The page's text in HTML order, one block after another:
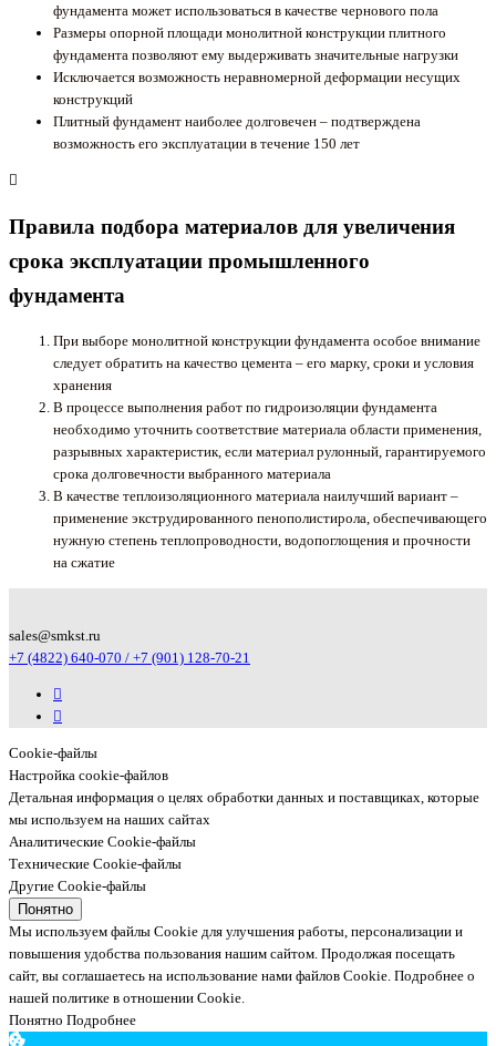
фундамента может использоваться в качестве чернового пола
Размеры опорной площади монолитной конструкции плитного
фундамента позволяют ему выдерживать значительные нагрузки
Исключается возможность неравномерной деформации несущих
конструкций
Плитный фундамент наиболее долговечен – подтверждена
возможность его эксплуатации в течение 150 лет
Правила подбора материалов для увеличения
срока эксплуатации промышленного
фундамента
При выборе монолитной конструкции фундамента особое внимание
следует обратить на качество цемента – его марку, сроки и условия
хранения
В процессе выполнения работ по гидроизоляции фундамента
необходимо уточнить соответствие материала области применения,
разрывных характеристик, если материал рулонный, гарантируемого
срока долговечности выбранного материала
В качестве теплоизоляционного материала наилучший вариант –
применение экструдированного пенополистирола, обеспечивающего
нужную степень теплопроводности, водопоглощения и прочности
на сжатие
sales@smkst.ru
+7 (4822) 640-070 / +7 (901) 128-70-21
Cookie-файлы
Настройка cookie-файлов
Детальная информация о целях обработки данных и поставщиках, которые
мы используем на наших сайтах
Аналитические Cookie-файлы
Технические Cookie-файлы
Другие Cookie-файлы
Понятно
Мы используем файлы Cookie для улучшения работы, персонализации и
повышения удобства пользования нашим сайтом. Продолжая посещать
сайт, вы соглашаетесь на использование нами файлов Cookie. Подробнее о
нашей политике в отношении Cookie.
Понятно Подробнее